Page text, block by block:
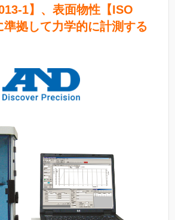
1】、表面物性 【ISO
準拠して力学的に計測する